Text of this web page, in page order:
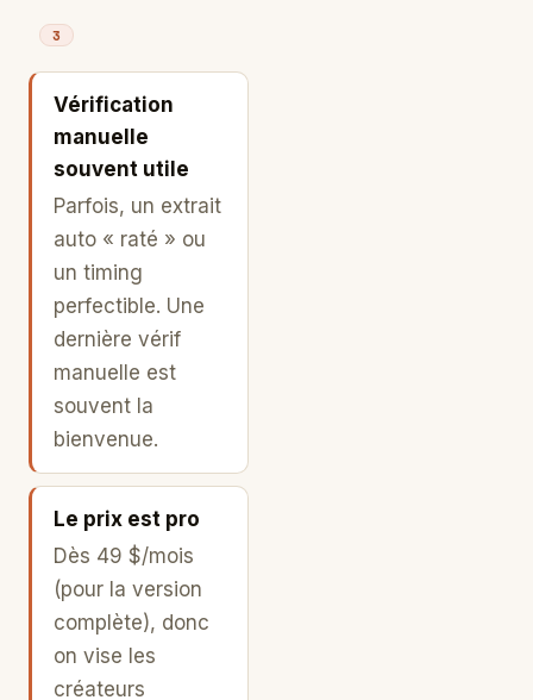
3
Vérification
manuelle
souvent utile
Parfois, un extrait
auto « raté » ou
un timing
perfectible. Une
dernière vérif
manuelle est
souvent la
bienvenue.
Le prix est pro
Dès 49 $/mois
(pour la version
complète), donc
on vise les
créateurs